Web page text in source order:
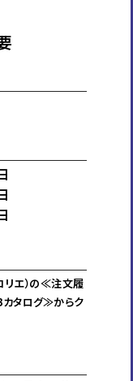
リエ）の≪注文履
タログ≫からク